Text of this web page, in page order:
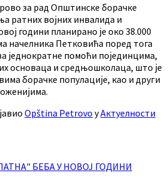
за рад Општинске борачке
ратних војних инвалида и
години планирано је око 38.000
начелника Петковића поред тога
једнократне помоћи појединцима,
основаца и средњошколаца, што је
борачке популације, као и други
Opština Petrovo уАктуелности
БЕБА У НОВОЈ ГОДИНИ